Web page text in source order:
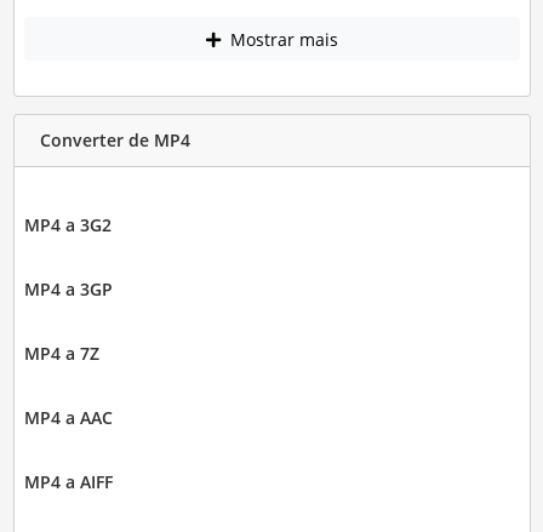
Mostrar mais
Converter de MP4
MP4 a 3G2
MP4 a 3GP
MP4 a 7Z
MP4 a AAC
MP4 a AIFF